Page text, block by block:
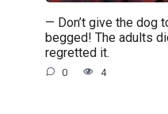
— Don’t give the dog
begged! The adults
regretted it.
0 4